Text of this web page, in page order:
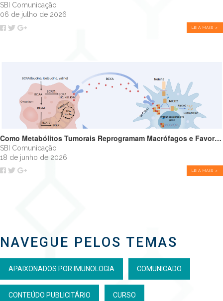
SBI Comunicação
06 de julho de 2026
LEIA MAIS >
Como Metabólitos Tumorais Reprogramam Macrófagos e Favorecem o Crescimento Tumoral
SBI Comunicação
18 de junho de 2026
LEIA MAIS >
NAVEGUE PELOS TEMAS
APAIXONADOS POR IMUNOLOGIA COMUNICADO
CONTEÚDO PUBLICITÁRIO CURSO